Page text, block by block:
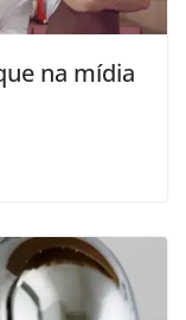
na mídia